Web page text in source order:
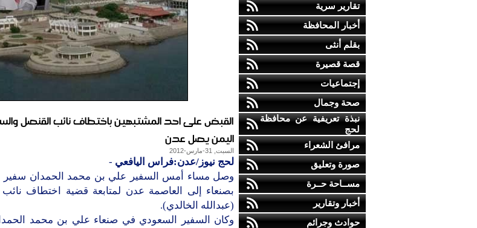
تقارير سرية
أخبار المحافظة
بقلم أنثى
قصة قصيرة
إجتماعيات
صحة وجمال
نبذة تعريفية عن محافظة
لحج
مرافئ الشعراء
صورة وتعليق
مســاحة حــرة
أخبار وتقارير
حوادث وجرائم
القبض على احد المشتبهين باختطاف نائب القنصل
اليمن يصل عدن
السبت, 31-مارس-2012
لحج نيوز/عدن:فراس اليافعي -
وصل مساء أمس السفير علي بن محمد الحمدان سفير
بصنعاء إلى العاصمة عدن لمتابعة قضية اختطاف
(عبدالله الخالدي).
وكان السفير السعودي في صنعاء علي بن محمد